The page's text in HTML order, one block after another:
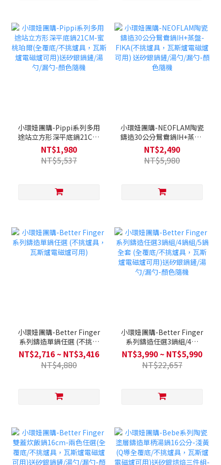
小環妞團購-Pippi系列多用
途站立方形深平底鍋21CM-
蜜桃珀爾(全覆底/不挑爐
具，瓦斯爐電磁爐可用)送矽
銀鍋鏟/湯勺/漏勺-顏色隨機
NT$1,980
NT$5,537
小環妞團購-NEOFLAM陶瓷
鑄造30公分鴛鴦鍋IH+蒸盤-
FIKA(不挑爐具，瓦斯爐電
磁爐可用) 送矽銀鍋鏟/湯勺/
漏勺-顏色隨機
NT$2,490
NT$5,980
小環妞團購-Better Finger
系列鑄造單鍋任選 (不挑爐
具，瓦斯爐電磁爐可用)
NT$2,716 ~ NT$3,416
NT$4,880
小環妞團購-Better Finger
系列鑄造任選3鍋組/4鍋
組/5鍋全套 (全覆底/不挑爐
具，瓦斯爐電磁爐可用)送矽
銀鍋鏟/湯勺/漏勺-顏色隨機
NT$3,990 ~ NT$5,990
NT$22,657